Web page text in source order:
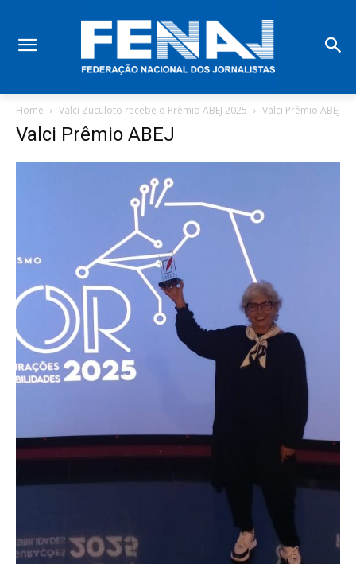
Home Valci Zuculoto recebe o Prêmio ABEJ 2025 Valci Prêmio ABEJ
Valci Prêmio ABEJ